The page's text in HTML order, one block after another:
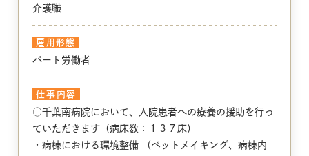
介護職
雇用形態
パート労働者
仕事内容
○千葉南病院において、入院患者への療養の援助を行っ
ていただきます（病床数：１３７床）
・病棟における環境整備 （ベットメイキング、病棟内